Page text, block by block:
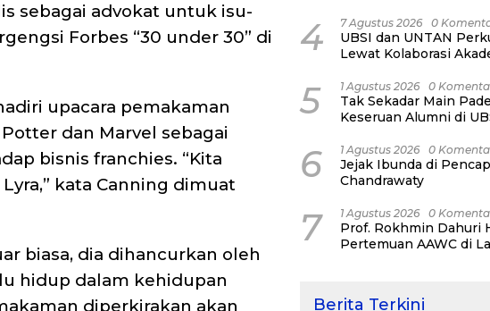
sebagai advokat untuk isu-
Forbes “30 under 30” di
upacara pemakaman
dan Marvel sebagai
bisnis franchies. “Kita
kata Canning dimuat
biasa, dia dihancurkan oleh
hidup dalam kehidupan
diperkirakan akan
4 7 Agustus 2026 0
UBSI dan UNTAN
Lewat Kolaborasi
5 1 Agustus 2026 0
Tak Sekadar Main
Keseruan Alumni di
6 1 Agustus 2026 0
Jejak Ibunda di
Chandrawaty
7 1 Agustus 2026 0
Prof. Rokhmin Dahuri Hadiri
Pertemuan AAWC di
Berita Terkini